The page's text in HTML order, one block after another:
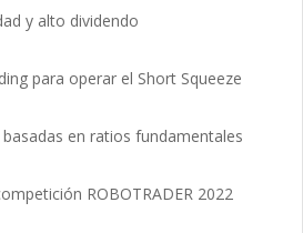
y alto dividendo
para operar el Short Squeeze
en ratios fundamentales
ROBOTRADER 2022